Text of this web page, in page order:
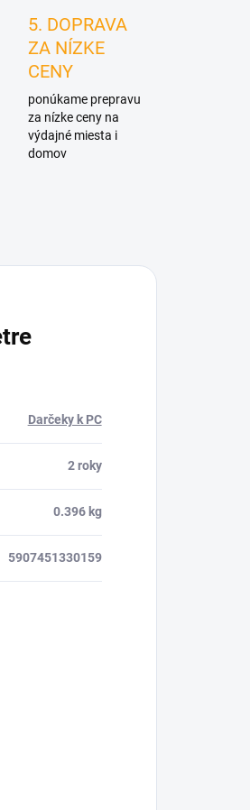
5. DOPRAVA
ZA NÍZKE
CENY
ponúkame prepravu
za nízke ceny na
výdajné miesta i
domov
Darčeky k PC
2 roky
0.396 kg
5907451330159